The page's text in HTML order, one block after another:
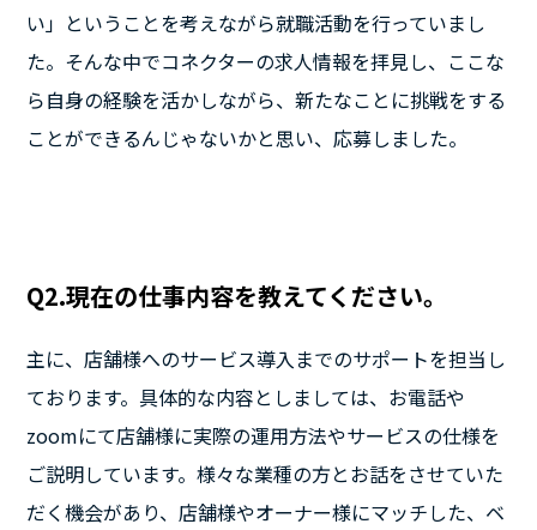
い」ということを考えながら就職活動を行っていまし
た。そんな中でコネクターの求人情報を拝見し、ここな
ら自身の経験を活かしながら、新たなことに挑戦をする
ことができるんじゃないかと思い、応募しました。
Q2.現在の仕事内容を教えてください。
主に、店舗様へのサービス導入までのサポートを担当し
ております。具体的な内容としましては、お電話や
zoomにて店舗様に実際の運用方法やサービスの仕様を
ご説明しています。様々な業種の方とお話をさせていた
だく機会があり、店舗様やオーナー様にマッチした、ベ